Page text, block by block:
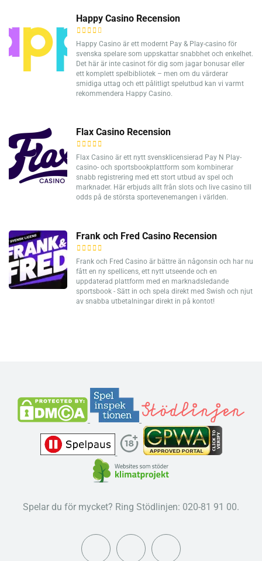
Happy Casino Recension
Happy Casino är ett modernt Pay & Play-casino för
svenska spelare som uppskattar snabbhet och enkelhet.
Det här är inte casinot för dig som jagar bonusar eller
ett komplett spelbibliotek – men om du värderar
smidiga uttag och ett pålitligt spelutbud kan vi varmt
rekommendera Happy Casino.
Flax Casino Recension
Flax Casino är ett nytt svensklicensierad Pay N Play-
casino- och sportsbookplattform som kombinerar
snabb registrering med ett stort utbud av spel och
marknader. Här erbjuds allt från slots och live casino till
odds på de största sportevenemangen i världen.
Frank och Fred Casino Recension
Frank och Fred Casino är bättre än någonsin och har nu
fått en ny spellicens, ett nytt utseende och en
uppdaterad plattform med en marknadsledande
sportsbook - Sätt in och spela direkt med Swish och njut
av snabba utbetalningar direkt in på kontot!
Spelar du för mycket? Ring Stödlinjen: 020-81 91 00.